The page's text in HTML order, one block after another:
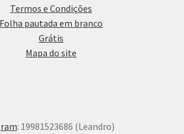
Termos e Condições
Folha pautada em branco
Grátis
Mapa do site
: 19981523686 (Leandro)